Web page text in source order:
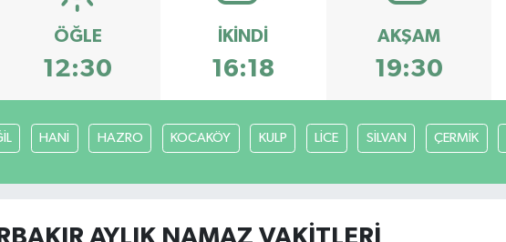
ÖĞLE
12:30
İKINDI
16:18
AKŞAM
19:30
HANİ HAZRO KOCAKÖY KULP LİCE SİLVAN ÇERMİK